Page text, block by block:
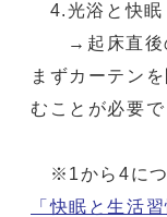
4.光浴と快眠
→起床直後の
まずカーテン
むことが必要で
※1から4につ
「快眠と生活習